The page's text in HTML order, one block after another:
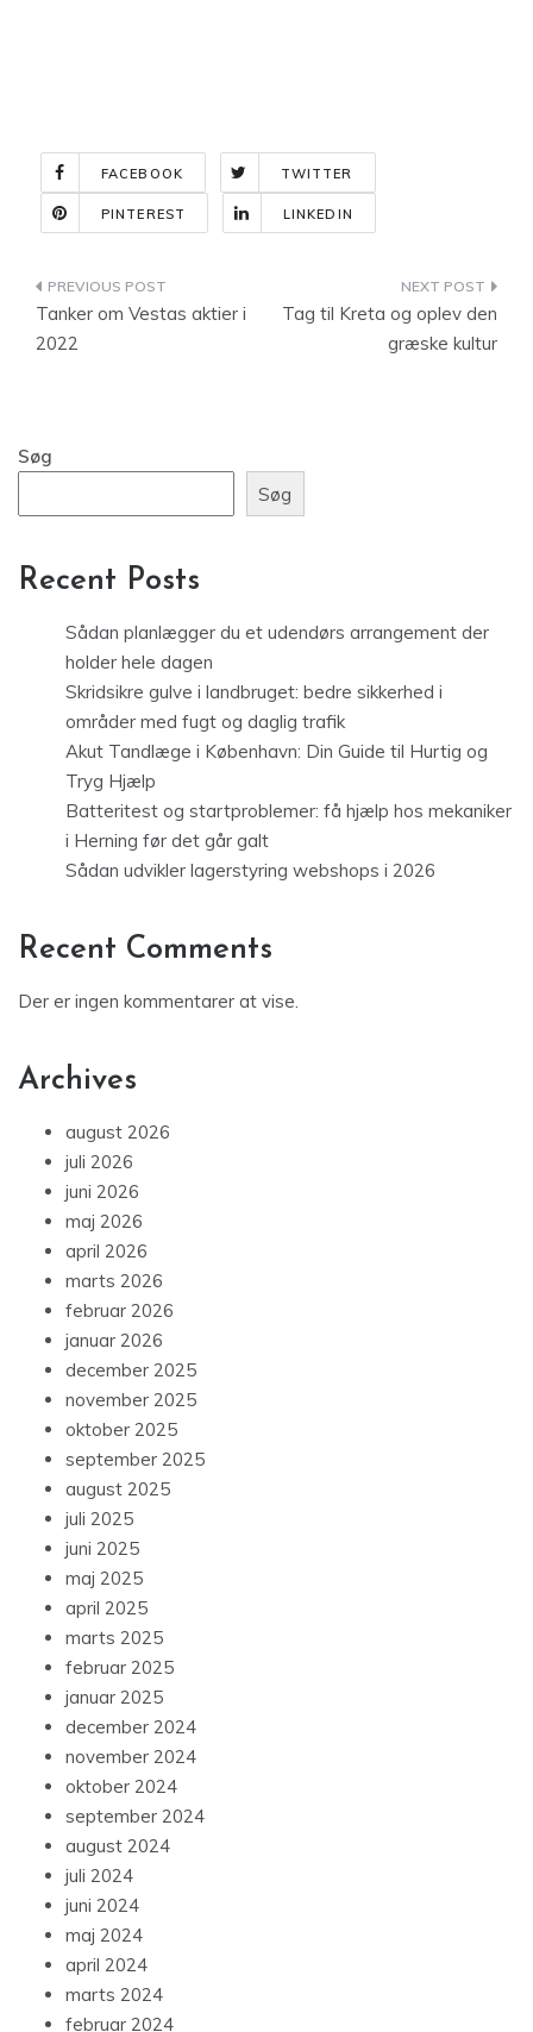
FACEBOOK TWITTER
PINTEREST LINKEDIN
Indlægsnavigation
Tanker om Vestas aktier i
2022
Tag til Kreta og oplev den
græske kultur
Søg
Søg
Recent Posts
Sådan planlægger du et udendørs arrangement der
holder hele dagen
Skridsikre gulve i landbruget: bedre sikkerhed i
områder med fugt og daglig trafik
Akut Tandlæge i København: Din Guide til Hurtig og
Tryg Hjælp
Batteritest og startproblemer: få hjælp hos mekaniker
i Herning før det går galt
Sådan udvikler lagerstyring webshops i 2026
Recent Comments
Der er ingen kommentarer at vise.
Archives
august 2026
juli 2026
juni 2026
maj 2026
april 2026
marts 2026
februar 2026
januar 2026
december 2025
november 2025
oktober 2025
september 2025
august 2025
juli 2025
juni 2025
maj 2025
april 2025
marts 2025
februar 2025
januar 2025
december 2024
november 2024
oktober 2024
september 2024
august 2024
juli 2024
juni 2024
maj 2024
april 2024
marts 2024
februar 2024